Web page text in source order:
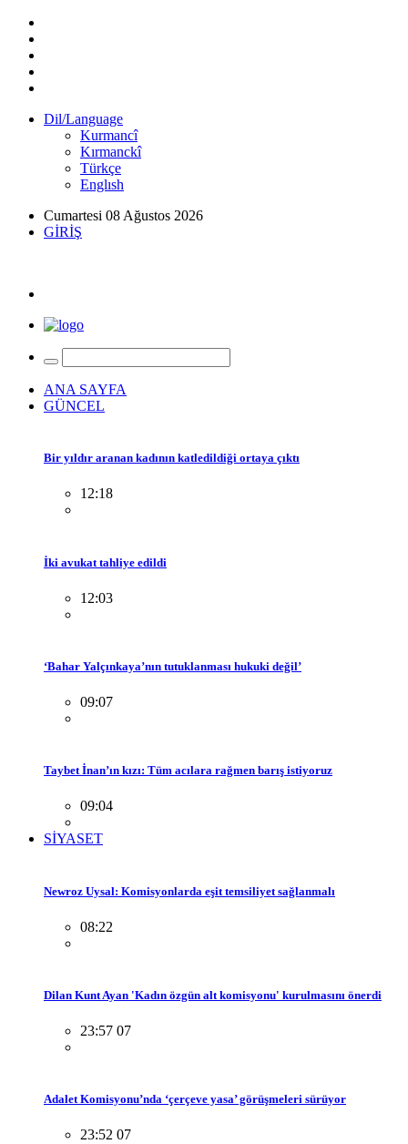
Dil/Language
Kurmancî
Kırmanckî
Türkçe
Englısh
Cumartesi 08 Ağustos 2026
GİRİŞ
ANA SAYFA
GÜNCEL
Bir yıldır aranan kadının katledildiği ortaya çıktı
12:18
İki avukat tahliye edildi
12:03
‘Bahar Yalçınkaya’nın tutuklanması hukuki değil’
09:07
Taybet İnan’ın kızı: Tüm acılara rağmen barış istiyoruz
09:04
SİYASET
Newroz Uysal: Komisyonlarda eşit temsiliyet sağlanmalı
08:22
Dilan Kunt Ayan 'Kadın özgün alt komisyonu' kurulmasını önerdi
23:57 07
Adalet Komisyonu’nda ‘çerçeve yasa’ görüşmeleri sürüyor
23:52 07